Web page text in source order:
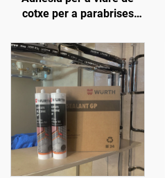
cotxe per a parabrises
claraboïgues, adhesiu
impermeable contra fuites
d'aigua, poliuretà fort,
negre